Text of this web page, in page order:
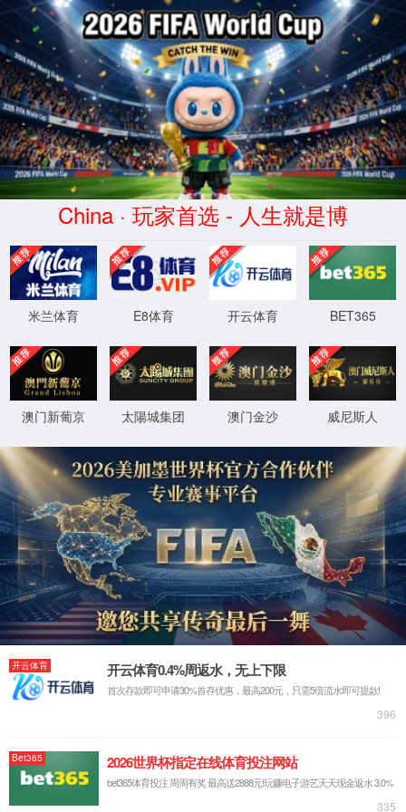
404
页面没有找到
返回首页